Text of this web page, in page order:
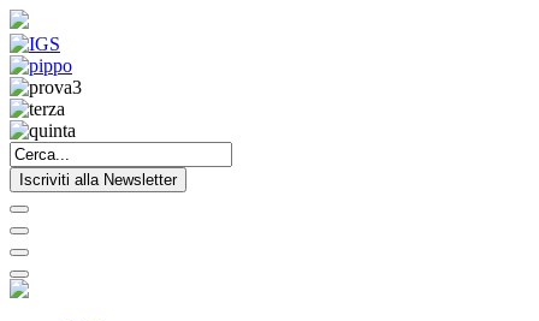
Iscriviti alla Newsletter